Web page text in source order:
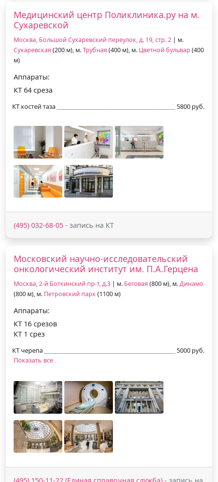
Медицинский центр Поликлиника.ру на м.
Сухаревской
Москва, Большой Сухаревский переулок, д. 19, стр. 2 | м.
Сухаревская (200 м), м.Трубная (400 м), м. Цветной бульвар (400
м)
Аппараты:
КТ 64 среза
КТ костей таза 5800 руб.
(495) 032-68-05 - запись на КТ
Московский научно-исследовательский
онкологический институт им. П.А.Герцена
Москва, 2-й Боткинский пр-т, д.3 | м. Беговая (800 м), м.Динамо
(800 м), м. Петровский парк(1100 м)
Аппараты:
КТ 16 срезов
КТ 1 срез
КТ черепа
5000 руб.
Показать все